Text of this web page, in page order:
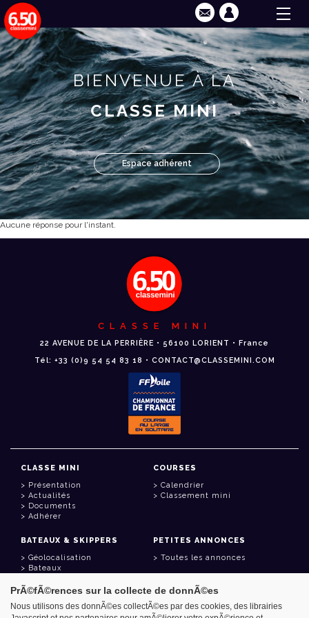
BIENVENUE À LA
CLASSE MINI
Espace adhérent
Aucune réponse pour l'instant.
CLASSE MINI
22 AVENUE DE LA PERRIÈRE • 56100 LORIENT • France
Tél: +33 (0)9 54 54 83 18 • CONTACT@CLASSEMINI.COM
CLASSE MINI
Présentation
Actualités
Documents
Adhérer
COURSES
Calendrier
Classement mini
BATEAUX & SKIPPERS
Géolocalisation
Bateaux
PETITES ANNONCES
Toutes les annonces
LIENS UTILES
PrÃ©fÃ©rences sur la collecte de donnÃ©es
Nous utilisons des donnÃ©es collectÃ©es par des cookies, des librairies